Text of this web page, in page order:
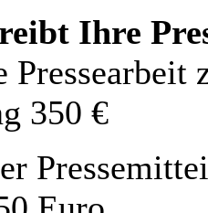
Ihre
Pressearbeit
350 €